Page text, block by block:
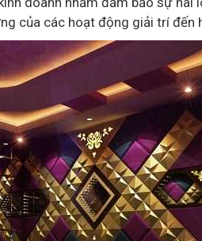
của các hoạt động giải trí đến